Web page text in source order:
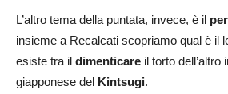
L’altro tema della puntata, invece, è il
insieme a Recalcati scopriamo qual è il
esiste tra il dimenticare il torto dell’altro
giapponese del Kintsugi.